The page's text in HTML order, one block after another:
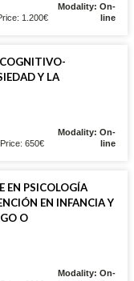
1.200€
Modality: On-
line
Y LA
Price: 650€
Modality: On-
line
EN PSICOLOGÍA
EN INFANCIA Y
O
Modality: On-